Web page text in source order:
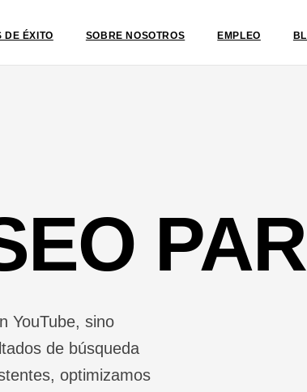
DE ÉXITO SOBRE NOSOTROS EMPLEO
YouTube, sino
de búsqueda
optimizamos